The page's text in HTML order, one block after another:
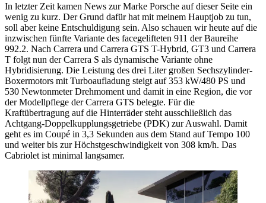
In letzter Zeit kamen News zur Marke Porsche auf dieser Seite ein
wenig zu kurz. Der Grund dafür hat mit meinem Hauptjob zu tun,
soll aber keine Entschuldigung sein. Also schauen wir heute auf die
inzwischen fünfte Variante des facegelifteten 911 der Baureihe
992.2. Nach Carrera und Carrera GTS T-Hybrid, GT3 und Carrera
T folgt nun der Carrera S als dynamische Variante ohne
Hybridisierung. Die Leistung des drei Liter großen Sechszylinder-
Boxermotors mit Turboaufladung steigt auf 353 kW/480 PS und
530 Newtonmeter Drehmoment und damit in eine Region, die vor
der Modellpflege der Carrera GTS belegte. Für die
Kraftübertragung auf die Hinterräder steht ausschließlich das
Achtgang-Doppelkupplungsgetriebe (PDK) zur Auswahl. Damit
geht es im Coupé in 3,3 Sekunden aus dem Stand auf Tempo 100
und weiter bis zur Höchstgeschwindigkeit von 308 km/h. Das
Cabriolet ist minimal langsamer.